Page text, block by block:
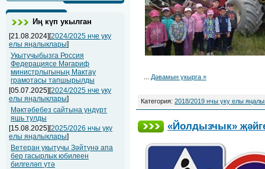
Иң күп укылган
[21.08.2024][2024/2025 нче уку
елы яңалыклары]
Укытучыбызга Россия
Федерациясе Мәгариф
министрлыгының Мактау
грамотасы тапшырылды
[05.07.2025][2024/2025 нче уку
елы яңалыклары]
Мәктәбебез сайтына ундүрт
яшь тулды
[15.08.2025][2025/2026 нчы уку
елы яңалыклары]
Ветеран укытучы Зәйтүнә апа
бер гасырлык юбилеен
билгеләп үтә
Дәвамын укырга »
Категория: 2018/2019 нчы уку елы
«Йолдызчык»